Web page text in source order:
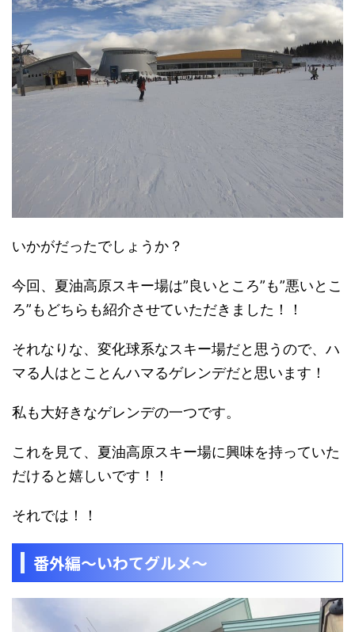
いかがだったでしょうか？
今回、夏油高原スキー場は”良いところ”も”悪いとこ
ろ”もどちらも紹介させていただきました！！
それなりな、変化球系なスキー場だと思うので、 ハ
マる人はとことんハマるゲレンデだと思います！
私も大好きなゲレンデの一つです。
これを見て、夏油高原スキー場に興味を持っていた
だけると嬉しいです！！
それでは！！
番外編～いわてグルメ～